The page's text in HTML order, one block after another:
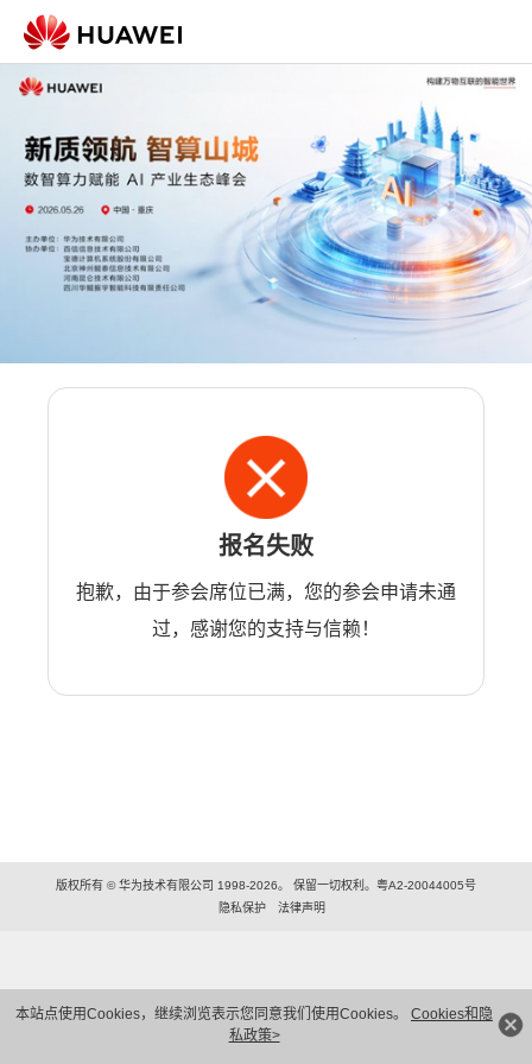
本站点使用Cookies，继续浏览表示您同意我们使用Cookies。 Cookies和隐
私政策>
报名失败
抱歉，由于参会席位已满，您的参会申请未通
过，感谢您的支持与信赖！
版权所有 © 华为技术有限公司 1998-2026。 保留一切权利。粤A2-20044005号
隐私保护
法律声明